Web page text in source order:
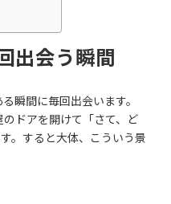
出会う瞬間
瞬間に毎回出会います。
ドアを開けて「さて、ど
。すると大体、こういう景